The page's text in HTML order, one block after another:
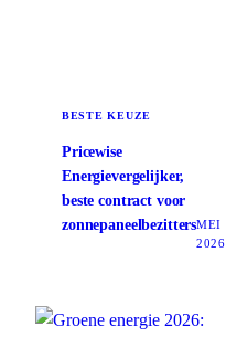
BESTE KEUZE
Pricewise
Energievergelijker,
beste contract voor
zonnepaneelbezittersMEI
2026